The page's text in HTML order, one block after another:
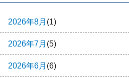
2026年8月 (1)
2026年7月 (5)
2026年6月 (6)